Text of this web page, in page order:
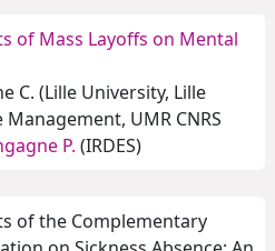
of Mass Layoffs on Mental
C. (Lille University, Lille
Management, UMR CNRS
P. (IRDES)
of the Complementary